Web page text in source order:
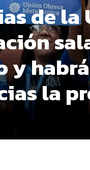
de la
y
la